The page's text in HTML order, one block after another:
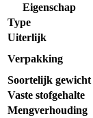
Eigenschap
Type
Uiterlijk
Verpakking
Soortelijk gewicht
Vaste stofgehalte
Mengverhouding